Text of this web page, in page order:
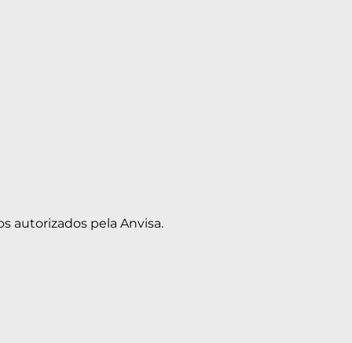
autorizados pela Anvisa.